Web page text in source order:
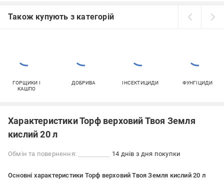
Також купують з категорій
ГОРЩИКИ І
КАШПО
ДОБРИВА ІНСЕКТИЦИДИ ФУНГІЦИДИ
Характеристики Торф верховий Твоя Земля
кислий 20 л
Обмін та повернення: 14 днів з дня покупки
Основні характеристики Торф верховий Твоя Земля кислий 20 л